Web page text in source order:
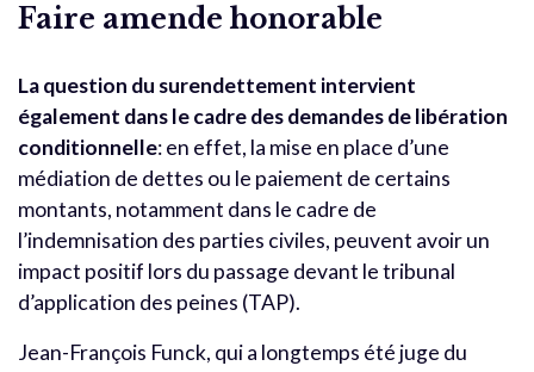
Faire amende honorable
La question du surendettement intervient
également dans le cadre des demandes de libération
conditionnelle: en effet, la mise en place d’une
médiation de dettes ou le paiement de certains
montants, notamment dans le cadre de
l’indemnisation des parties civiles, peuvent avoir un
impact positif lors du passage devant le tribunal
d’application des peines (TAP).
Jean-François Funck, qui a longtemps été juge du